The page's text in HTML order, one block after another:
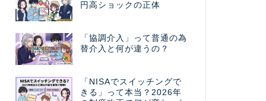
円高ショックの正体
「協調介入」って普通の為
替介入と何が違うの？
「NISAでスイッチングで
きる」って本当？2026年